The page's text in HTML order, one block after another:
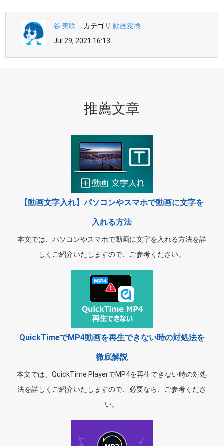
谷 美咲 カテゴリ動画変換
Jul 29, 2021 16:13
推薦文章
【動画文字入れ】パソコンやスマホで動画に文字を
入れる方法
本文では、パソコンやスマホで動画に文字を入れる方法を詳
しくご紹介いたしますので、ご参考ください。
QuickTimeでMP4動画を再生できない時の対処法を
徹底解説
本文では、QuickTime PlayerでMP4を再生できない時の対処
法を詳しくご紹介いたしますので、必要なら、ご参考くださ
い。